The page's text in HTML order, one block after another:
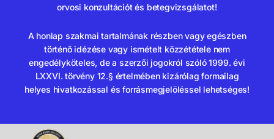
orvosi konzultációt és betegvizsgálatot!
A honlap szakmai tartalmának részben vagy egészben
történő idézése vagy ismételt közzététele nem
engedélyköteles, de a szerzői jogokról szóló 1999. évi
LXXVI. törvény 12.§ értelmében kizárólag formailag
helyes hivatkozással és forrásmegjelöléssel lehetséges!